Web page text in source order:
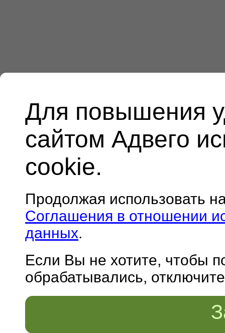
Для повышения
сайтом Адвего
cookie.
Продолжая использовать
Соглашения в отношении
данных.
Если Вы не хотите, чтобы
обрабатывались,